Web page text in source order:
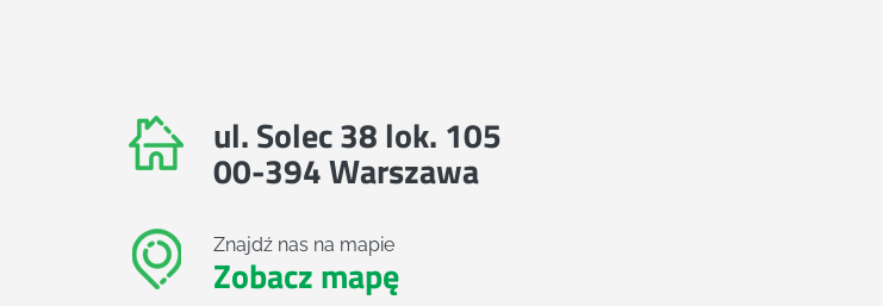
ul. Solec 38 lok. 105
00-394 Warszawa
Znajdź nas na mapie
Zobacz mapę